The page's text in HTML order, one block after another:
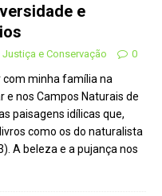
e
e Conservação 0
com minha família na
e nos Campos Naturais de
paisagens idílicas que,
como os do naturalista
A beleza e a pujança nos